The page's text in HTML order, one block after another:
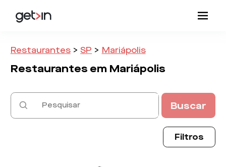
Restaurantes > SP > Mariápolis
Restaurantes em Mariápolis
Buscar
Filtros